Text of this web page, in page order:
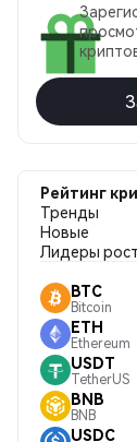
Рейтинг
Тренды
Новые
Лидеры
BTC
Bitcoin
ETH
Ethereum
USDT
TetherUS
BNB
BNB
USDC